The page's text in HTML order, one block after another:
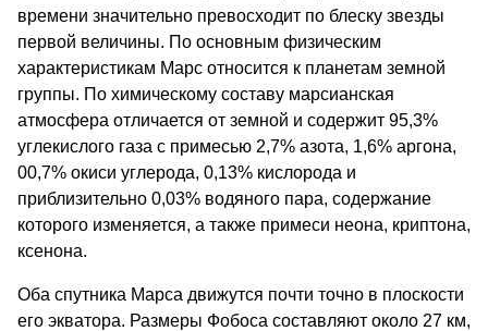
времени значительно превосходит по блеску звезды
первой величины. По основным физическим
характеристикам Марс относится к планетам земной
группы. По химическому составу марсианская
атмосфера отличается от земной и содержит 95,3%
углекислого газа с примесью 2,7% азота, 1,6% аргона,
00,7% окиси углерода, 0,13% кислорода и
приблизительно 0,03% водяного пара, содержание
которого изменяется, а также примеси неона, криптона,
ксенона.
Оба спутника Марса движутся почти точно в плоскости
его экватора. Размеры Фобоса составляют около 27 км,